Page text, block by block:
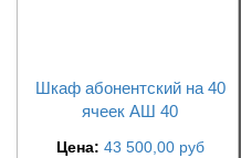
Шкаф абонентский на 40
ячеек АШ 40
Цена: 43 500,00 руб